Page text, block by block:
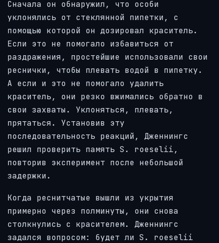
Сначала он обнаружил, что особи
уклонялись от стеклянной пипетки, с
помощью которой он дозировал краситель.
Если это не помогало избавиться от
раздражения, простейшие использовали свои
реснички, чтобы плевать водой в пипетку.
А если и это не помогало удалить
краситель, они резко вжимались обратно в
свои захваты. Уклоняться, плевать,
прятаться. Установив эту
последовательность реакций, Дженнингс
решил проверить память S. roeselii,
повторив эксперимент после небольшой
задержки.
Когда реснитчатые вышли из укрытия
примерно через полминуты, они снова
столкнулись с красителем. Дженнингс
задался вопросом: будет ли S. roeselii